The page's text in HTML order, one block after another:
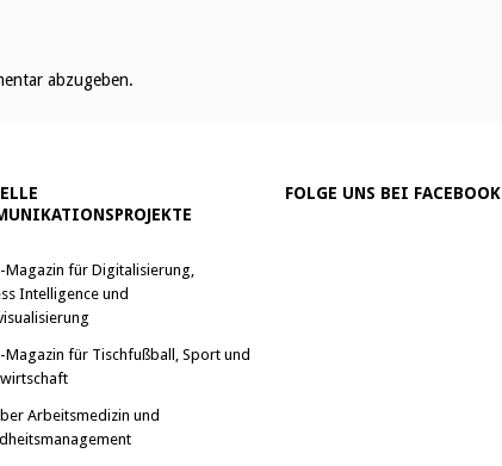
abzugeben.
Magazin für Digitalisierung,
Intelligence und
Magazin für Tischfußball, Sport und
Arbeitsmedizin und
FOLGE UNS BEI FACEBOOK